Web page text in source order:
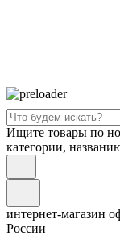
Ищите товары по
категории,
интернет-магазин
России